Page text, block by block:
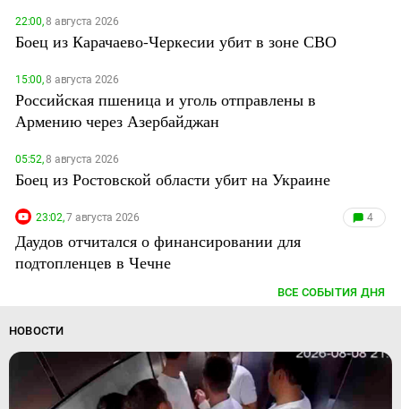
22:00,8 августа 2026
Боец из Карачаево-Черкесии убит в зоне СВО
15:00,8 августа 2026
Российская пшеница и уголь отправлены в
Армению через Азербайджан
05:52,8 августа 2026
Боец из Ростовской области убит на Украине
23:02,7 августа 2026 4
Даудов отчитался о финансировании для
подтопленцев в Чечне
ВСЕ СОБЫТИЯ ДНЯ
НОВОСТИ